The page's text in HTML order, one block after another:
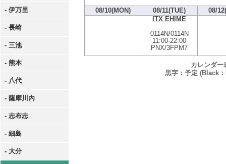
- 伊万里
- 長崎
- 三池
- 熊本
- 八代
- 薩摩川内
- 志布志
- 細島
- 大分
08/10(MON) 08/11(TUE)
08/
ITX EHIME
0114N/0114N
11:00-22:00
PNX/3FPM7
カレンダー
黒字：予定 (Black